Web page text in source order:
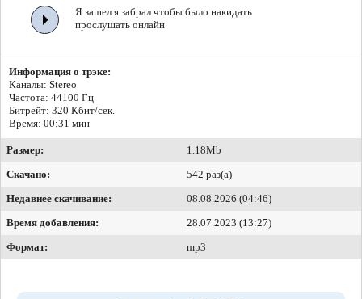
Я зашел я забрал чтобы было накидать
прослушать онлайн
Информация о трэке:
Каналы: Stereo
Частота: 44100 Гц
Битрейт: 320 Кбит/сек.
Время: 00:31 мин
Размер:
1.18Mb
Скачано:
542 раз(а)
Недавнее скачивание:
08.08.2026 (04:46)
Время добавления:
28.07.2023 (13:27)
Формат:
mp3